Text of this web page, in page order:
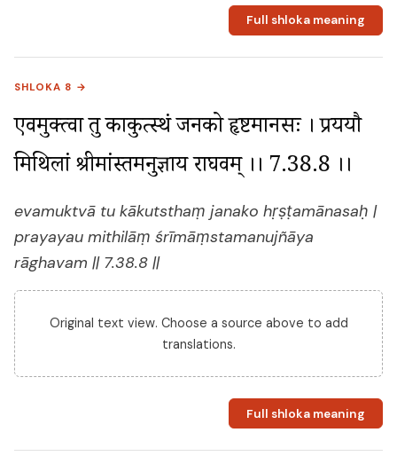
Full shloka meaning
SHLOKA 8 →
एवमुक्त्वा तु काकुत्स्थं जनको हृष्टमानसः । प्रययौ
मिथिलां श्रीमांस्तमनुज्ञाय राघवम् ।। 7.38.8 ।।
evamuktvā tu kākutsthaṃ janako hṛṣṭamānasaḥ |
prayayau mithilāṃ śrīmāṃstamanujñāya
rāghavam || 7.38.8 ||
Original text view. Choose a source above to add
translations.
Full shloka meaning